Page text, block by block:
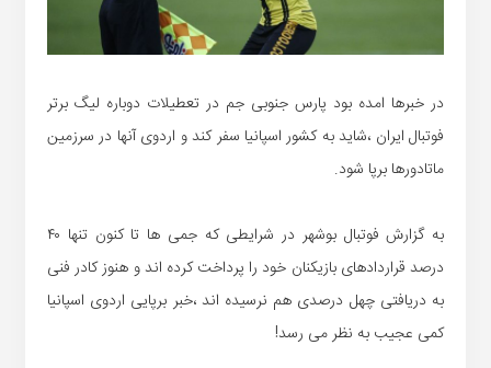
در خبرها امده بود پارس جنوبی جم در تعطیلات دوباره لیگ برتر
فوتبال ایران ،شاید به کشور اسپانیا سفر کند و اردوی آنها در سرزمین
ماتادورها برپا شود.
به گزارش فوتبال بوشهر در شرایطی که جمی ها تا کنون تنها ۴۰
درصد قراردادهای بازیکنان خود را پرداخت کرده اند و هنوز کادر فنی
به دریافتی چهل درصدی هم نرسیده اند ،خبر برپایی اردوی اسپانیا
کمی عجیب به نظر می رسد!